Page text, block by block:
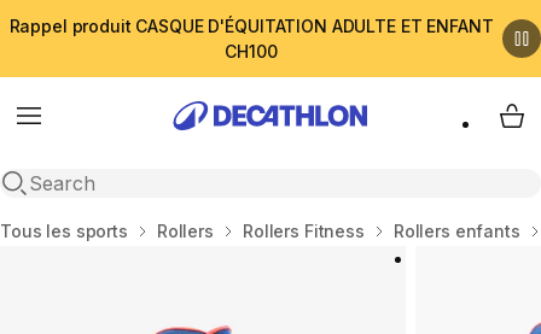
Rappel produit CASQUE D'ÉQUITATION ADULTE ET ENFANT
CH100
Menu
Open search
My
Accueil
Tous les sports Rollers Rollers Fitness Rollers enfants